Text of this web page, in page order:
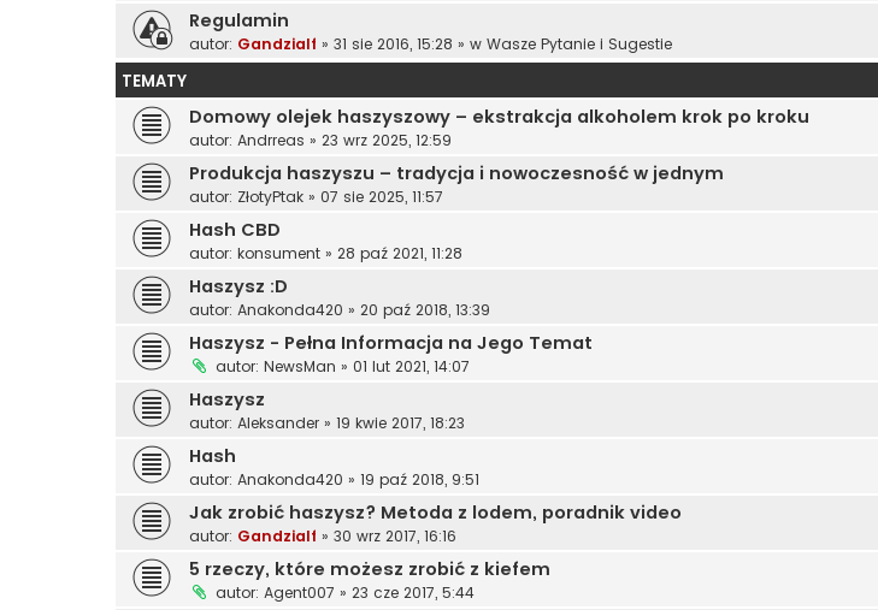
Regulamin
autor: Gandzialf » 31 sie 2016, 15:28 » w Wasze Pytanie i Sugestie
TEMATY
Domowy olejek haszyszowy – ekstrakcja alkoholem krok po kroku
autor: Andrreas » 23 wrz 2025, 12:59
Produkcja haszyszu – tradycja i nowoczesność w jednym
autor: ZłotyPtak » 07 sie 2025, 11:57
Hash CBD
autor: konsument » 28 paź 2021, 11:28
Haszysz :D
autor: Anakonda420 » 20 paź 2018, 13:39
Haszysz - Pełna Informacja na Jego Temat
autor: NewsMan » 01 lut 2021, 14:07
Haszysz
autor: Aleksander » 19 kwie 2017, 18:23
Hash
autor: Anakonda420 » 19 paź 2018, 9:51
Jak zrobić haszysz? Metoda z lodem, poradnik video
autor: Gandzialf » 30 wrz 2017, 16:16
5 rzeczy, które możesz zrobić z kiefem
autor: Agent007 » 23 cze 2017, 5:44